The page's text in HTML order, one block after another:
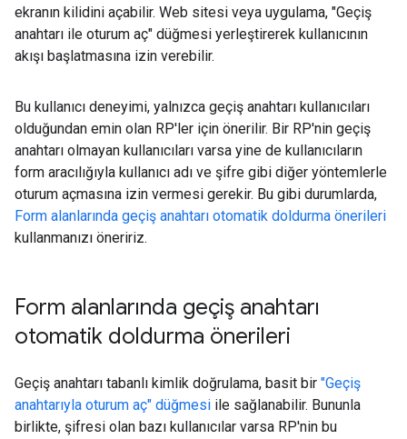
ekranın kilidini açabilir. Web sitesi veya uygulama, "Geçiş
anahtarı ile oturum aç" düğmesi yerleştirerek kullanıcının
akışı başlatmasına izin verebilir.
Bu kullanıcı deneyimi, yalnızca geçiş anahtarı kullanıcıları
olduğundan emin olan RP'ler için önerilir. Bir RP'nin geçiş
anahtarı olmayan kullanıcıları varsa yine de kullanıcıların
form aracılığıyla kullanıcı adı ve şifre gibi diğer yöntemlerle
oturum açmasına izin vermesi gerekir. Bu gibi durumlarda,
Form alanlarında geçiş anahtarı otomatik doldurma önerileri
kullanmanızı öneririz.
Form alanlarında geçiş anahtarı
otomatik doldurma önerileri
Geçiş anahtarı tabanlı kimlik doğrulama, basit bir "Geçiş
anahtarıyla oturum aç" düğmesi ile sağlanabilir. Bununla
birlikte, şifresi olan bazı kullanıcılar varsa RP'nin bu